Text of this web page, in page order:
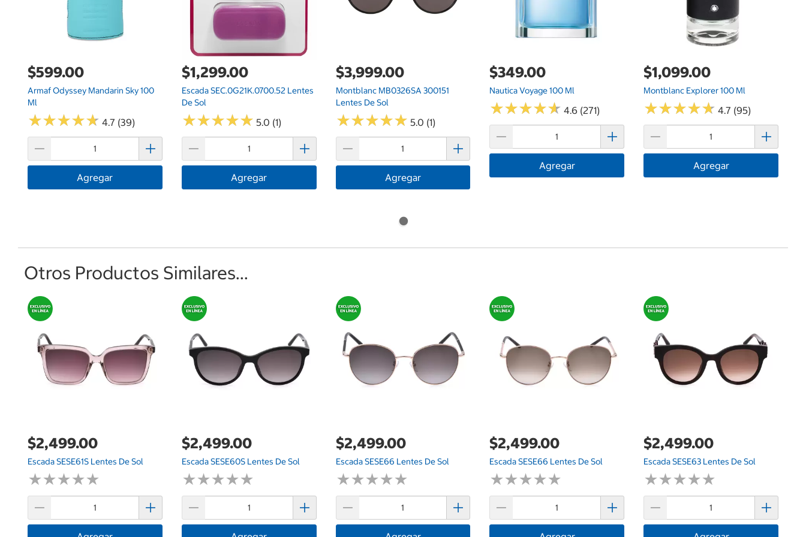
$599.00
Armaf Odyssey Mandarin Sky 100
Ml
★★★★★
★★★★★ 4.7 (39)
Agregar
$1,299.00
Escada SEC.0G21K.0700.52 Lentes
De Sol
★★★★★
★★★★★ 5.0 (1)
Agregar
$3,999.00
Montblanc MB0326SA 300151
Lentes De Sol
★★★★★
★★★★★ 5.0 (1)
Agregar
$349.00
Nautica Voyage 100 Ml
★★★★★
★★★★★ 4.6 (271)
Agregar
$1,099.00
Montblanc Explorer 100 Ml
★★★★★
★★★★★ 4.7 (95)
Agregar
Otros Productos Similares...
$2,499.00
Escada SESE61S Lentes De Sol
★★★★★
★★★★★
$2,499.00
Escada SESE60S Lentes De Sol
★★★★★
★★★★★
$2,499.00
Escada SESE66 Lentes De Sol
★★★★★
★★★★★
$2,499.00
Escada SESE66 Lentes De Sol
★★★★★
★★★★★
$2,499.00
Escada SESE63 Lentes De Sol
★★★★★
★★★★★